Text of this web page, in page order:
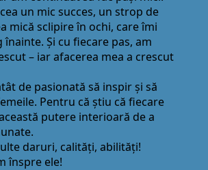
un mic succes, un strop de
mică sclipire în ochi, care îmi
Și cu fiecare pas, am
– iar afacerea mea a crescut
de pasionată să inspir și să
Pentru că știu că fiecare
putere interioară de a
daruri, calităţi, abilităţi!
înspre ele!